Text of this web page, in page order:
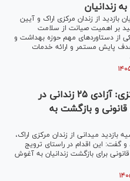
زندانیان
از زندان مرکزی اراک و آیین
بر اهمیت صیانت از سلامت
از دستاوردهای مهم حوزه بهداشت و
پایش مستمر و ارائه خدمات
رئیس‌کل دادگستری استان مرکزی: آزادی ۲۵ زندانی در
و بازگشت به
میدانی از زندان مرکزی اراک،
داد و گفت: این اقدام در راستای ترویج
برای بازگشت زندانیان به آغوش